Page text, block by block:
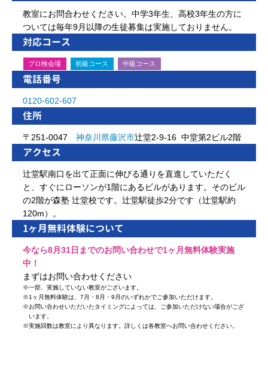
教室にお問合わせください。中学3年生、高校3年生の方に
ついては毎年9月以降の生徒募集は実施しておりません。
対応コース
プロ検会場 初級コース 中級コース
電話番号
0120-602-607
住所
〒251-0047 神奈川県藤沢市辻堂2-9-16 中堂第2ビル2階
アクセス
辻堂駅南口を出て正面に伸びる通りを直進していただく
と、すぐにローソンが1階にあるビルがあります。そのビル
の2階が森塾 辻堂校です。辻堂駅徒歩2分です（辻堂駅約
120m）。
1ヶ月無料体験について
今なら8月31日までのお問い合わせで1ヶ月無料体験実施
中！
まずはお問い合わせください
※一部、実施していない教室がございます。
※1ヶ月無料体験は、7月・8月・9月のいずれかでご参加いただけます。
※お問い合わせいただいたタイミングによっては、ご参加いただけない場合がござ
います。
※実施回数は教室により異なります。詳しくは各教室へお問い合わせください。